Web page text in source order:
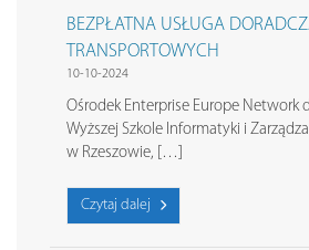
BEZPŁATNA USŁUGA
TRANSPORTOWYCH
10-10-2024
Ośrodek Enterprise Europe Network
Wyższej Szkole Informatyki i
w Rzeszowie, […]
Czytaj dalej